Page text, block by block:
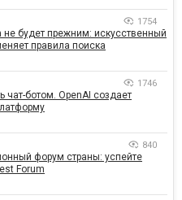
1754
не будет прежним: искусственный
правила поиска
1746
чат-ботом. OpenAI создает
840
форум страны: успейте
Forum